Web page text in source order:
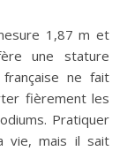
1,87 m et
une stature
ne fait
fièrement les
Pratiquer
vie, mais il sait